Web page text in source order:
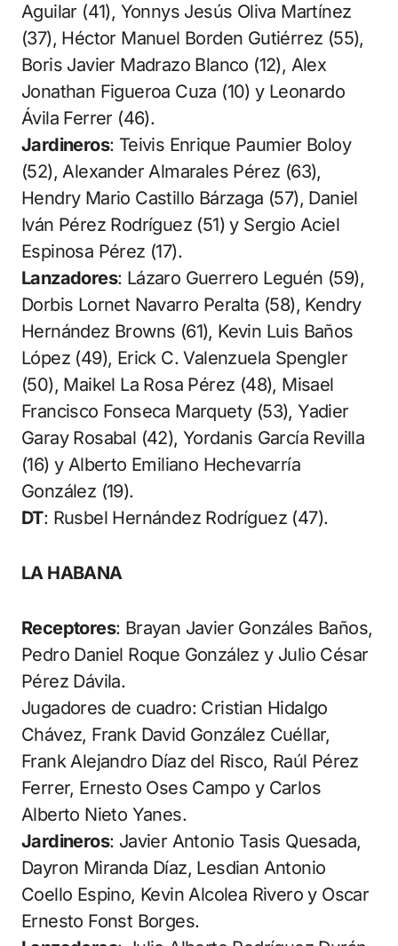
Aguilar (41), Yonnys Jesús Oliva Martínez
(37), Héctor Manuel Borden Gutiérrez (55),
Boris Javier Madrazo Blanco (12), Alex
Jonathan Figueroa Cuza (10) y Leonardo
Ávila Ferrer (46).
Jardineros: Teivis Enrique Paumier Boloy
(52), Alexander Almarales Pérez (63),
Hendry Mario Castillo Bárzaga (57), Daniel
Iván Pérez Rodríguez (51) y Sergio Aciel
Espinosa Pérez (17).
Lanzadores: Lázaro Guerrero Leguén (59),
Dorbis Lornet Navarro Peralta (58), Kendry
Hernández Browns (61), Kevin Luis Baños
López (49), Erick C. Valenzuela Spengler
(50), Maikel La Rosa Pérez (48), Misael
Francisco Fonseca Marquety (53), Yadier
Garay Rosabal (42), Yordanis García Revilla
(16) y Alberto Emiliano Hechevarría
González (19).
DT: Rusbel Hernández Rodríguez (47).
LA HABANA
Receptores: Brayan Javier Gonzáles Baños,
Pedro Daniel Roque González y Julio César
Pérez Dávila.
Jugadores de cuadro: Cristian Hidalgo
Chávez, Frank David González Cuéllar,
Frank Alejandro Díaz del Risco, Raúl Pérez
Ferrer, Ernesto Oses Campo y Carlos
Alberto Nieto Yanes.
Jardineros: Javier Antonio Tasis Quesada,
Dayron Miranda Díaz, Lesdian Antonio
Coello Espino, Kevin Alcolea Rivero y Oscar
Ernesto Fonst Borges.